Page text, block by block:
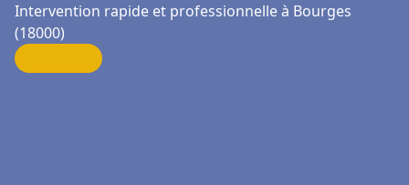
Intervention rapide et professionnelle à Bourges
(18000)